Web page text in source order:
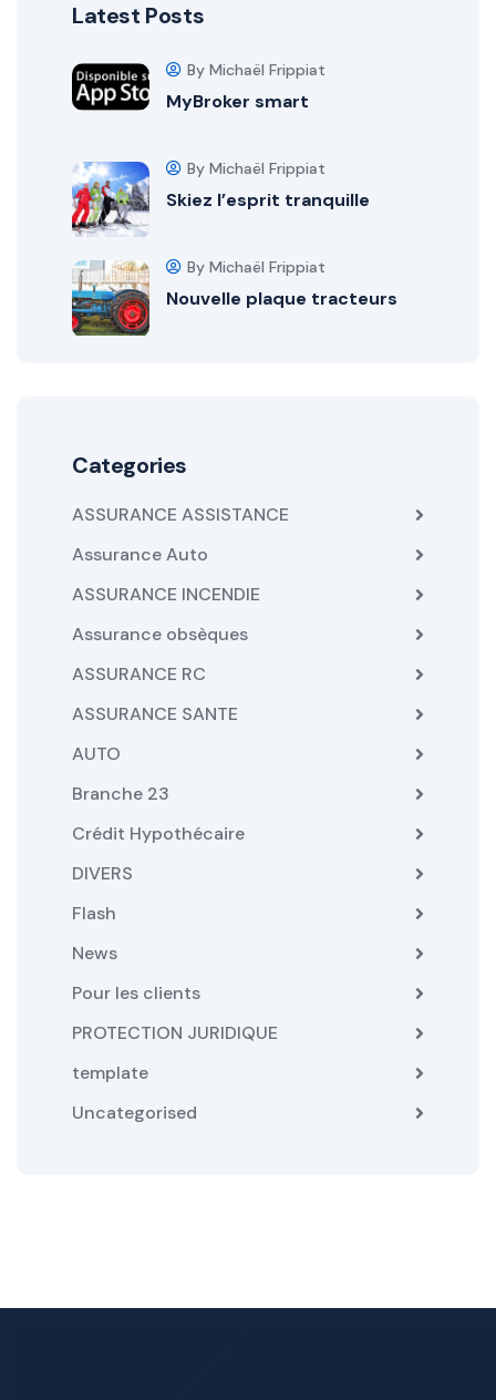
Latest Posts
MyBroker smart
By Michaël Frippiat
Skiez l’esprit tranquille
By Michaël Frippiat
Nouvelle plaque tracteurs
By Michaël Frippiat
Categories
ASSURANCE ASSISTANCE
Assurance Auto
ASSURANCE INCENDIE
Assurance obsèques
ASSURANCE RC
ASSURANCE SANTE
AUTO
Branche 23
Crédit Hypothécaire
DIVERS
Flash
News
Pour les clients
PROTECTION JURIDIQUE
template
Uncategorised